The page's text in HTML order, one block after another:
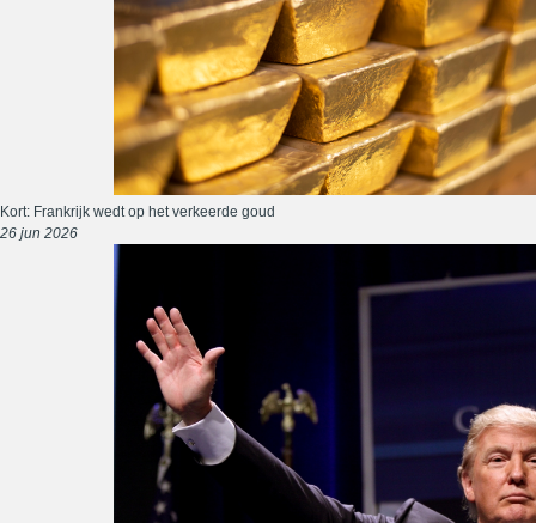
Kort: Frankrijk wedt op het verkeerde goud
26 jun 2026